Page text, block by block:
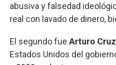
abusiva y falsedad
real con lavado de dinero,
El segundo fue Arturo Cruz
Estados Unidos del